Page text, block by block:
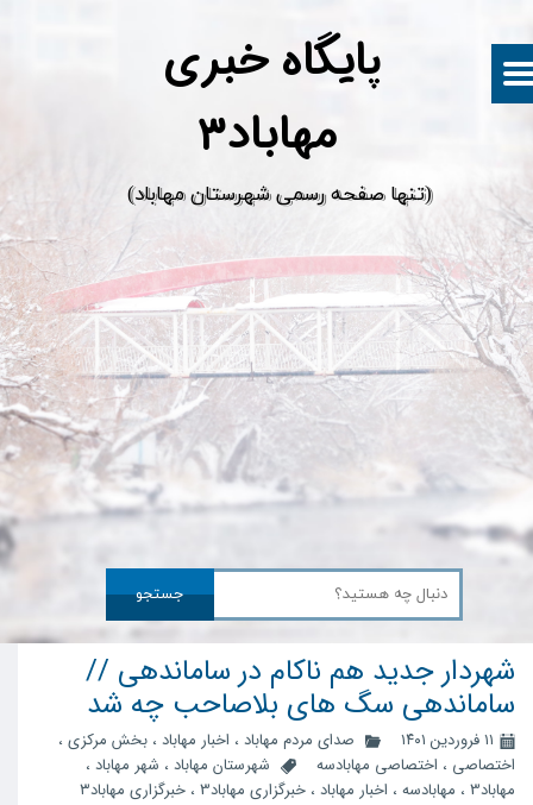
پایگاه خبری
​(تنها صفحه رسمی شهرستان مهاباد)
جستجو
شهردار جدید هم ناکام در ساماندهی //
ساماندهی سگ های بلاصاحب چه شد
۱۱ فروردین ۱۴۰۱ صدای مردم مهاباد ، اخبار مهاباد ، بخش مرکزی ،
اختصاصی ، اختصاصی مهابادسه شهرستان مهاباد ، شهر مهاباد ،
مهاباد3
، مهابادسه ، اخبار مهاباد ، خبرگزاری مهاباد3 ، خبرگزاری مهاباد۳